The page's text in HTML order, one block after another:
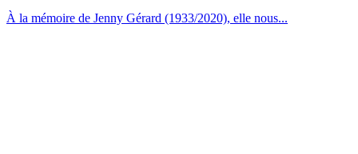
À la mémoire de Jenny Gérard (1933/2020), elle nous...